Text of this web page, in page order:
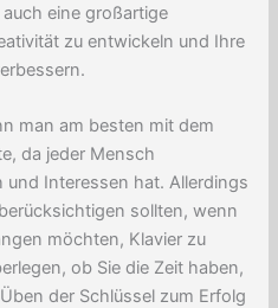
eine großartige
zu entwickeln und Ihre
man am besten mit dem
da jeder Mensch
Interessen hat. Allerdings
sollten, wenn
möchten, Klavier zu
ob Sie die Zeit haben,
der Schlüssel zum Erfolg